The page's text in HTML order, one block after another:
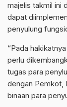
majelis takmil ini
dapat
penyulung
“Pada
perlu
tugas para
dengan Pemkot,
binaan para